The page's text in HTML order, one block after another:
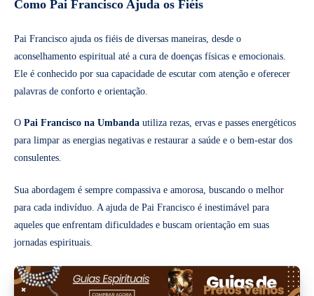
Como Pai Francisco Ajuda os Fiéis
Pai Francisco ajuda os fiéis de diversas maneiras, desde o
aconselhamento espiritual até a cura de doenças físicas e emocionais.
Ele é conhecido por sua capacidade de escutar com atenção e oferecer
palavras de conforto e orientação.
O Pai Francisco na Umbanda utiliza rezas, ervas e passes energéticos
para limpar as energias negativas e restaurar a saúde e o bem-estar dos
consulentes.
Sua abordagem é sempre compassiva e amorosa, buscando o melhor
para cada indivíduo. A ajuda de Pai Francisco é inestimável para
aqueles que enfrentam dificuldades e buscam orientação em suas
jornadas espirituais.